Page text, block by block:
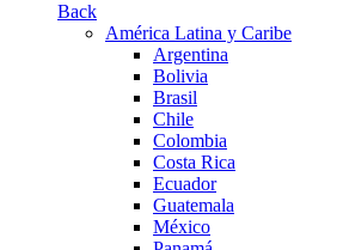
Back
América Latina y Caribe
Argentina
Bolivia
Brasil
Chile
Colombia
Costa Rica
Ecuador
Guatemala
México